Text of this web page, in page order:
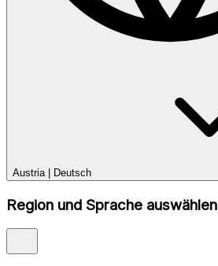
Austria| Deutsch
Region und Sprache auswählen